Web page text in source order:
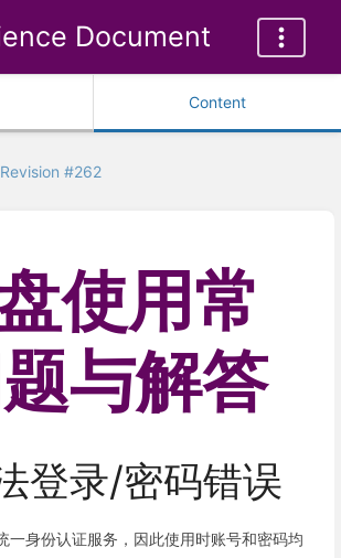
Document
Content
Revision #262
使用常
与解答
登录/密码错误
一身份认证服务，因此使用时账号和密码均